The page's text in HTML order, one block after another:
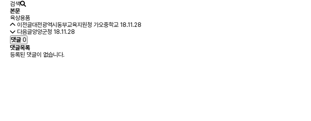
검색
본문
육상용품
이전글대전광역시동부교육지원청 가오중학교 18.11.28
다음글양양군청 18.11.28
댓글 0
댓글목록
등록된 댓글이 없습니다.